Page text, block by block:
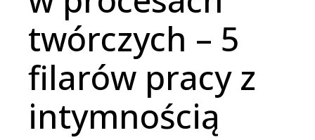
twórczych – 5
filarów pracy z
intymnością